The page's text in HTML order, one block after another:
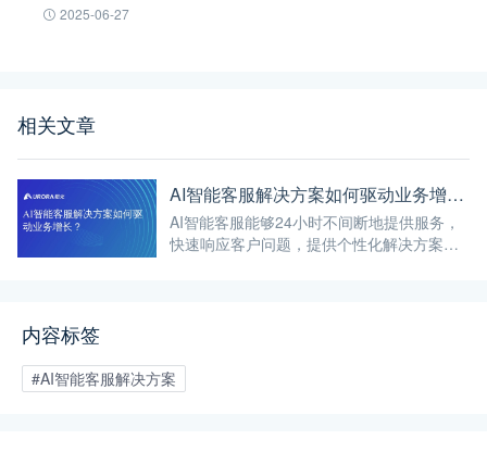
2025-06-27
相关文章
AI智能客服解决方案如何驱动业务增长？
AI智能客服能够24小时不间断地提供服务，
快速响应客户问题，提供个性化解决方案，
内容标签
#AI智能客服解决方案